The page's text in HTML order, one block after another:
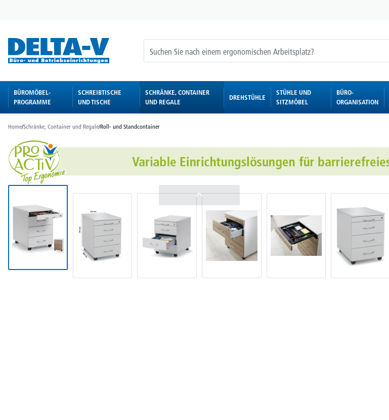
BÜROMÖBEL-
PROGRAMME
SCHREIBTISCHE
UND TISCHE
SCHRÄNKE, CONTAINER
UND REGALE
DREHSTÜHLE
STÜHLE UND
SITZMÖBEL
BÜRO-
ORGANISATION
Home/Schränke, Container und Regale/Roll- und Standcontainer